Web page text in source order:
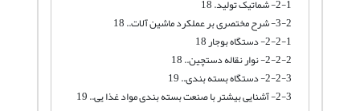
2-1- شماتیک تولید. 18
3-2- شرح مختصری بر عملکرد ماشین آلات.. 18
2-2-1- دستگاه بوجار 18
2-2-2- نوار نقاله دستچین.. 18
2-2-3- دستگاه بسته بندی.. 19
2-3- آشنایی بیشتر با صنعت بسته بندی مواد غذا یی.. 19